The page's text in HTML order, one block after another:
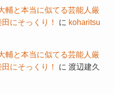
輔と本当に似てる芸能人厳
にそっくり！
に koharitsu
輔と本当に似てる芸能人厳
にそっくり！
に 渡辺建久